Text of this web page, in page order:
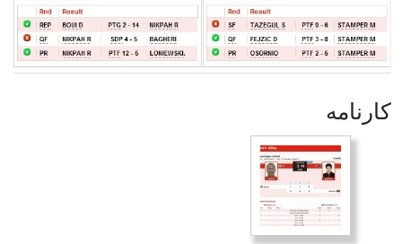
كارنامه